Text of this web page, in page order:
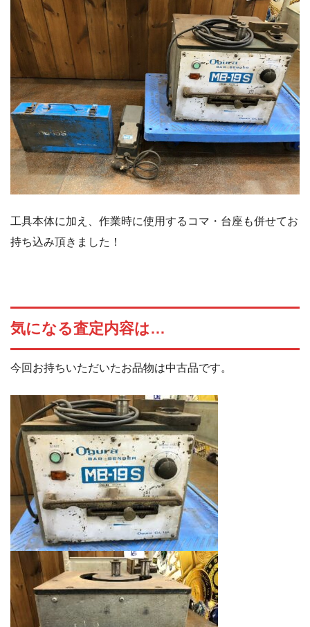
工具本体に加え、作業時に使用するコマ・台座も併せてお
持ち込み頂きました！
気になる査定内容は…
今回お持ちいただいたお品物は中古品です。